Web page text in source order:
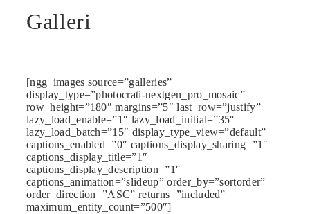
Galleri
[ngg_images source=”galleries”
display_type=”photocrati-nextgen_pro_mosaic”
row_height=”180″ margins=”5″ last_row=”justify”
lazy_load_enable=”1″ lazy_load_initial=”35″
lazy_load_batch=”15″ display_type_view=”default”
captions_enabled=”0″ captions_display_sharing=”1″
captions_display_title=”1″
captions_display_description=”1″
captions_animation=”slideup” order_by=”sortorder”
order_direction=”ASC” returns=”included”
maximum_entity_count=”500″]